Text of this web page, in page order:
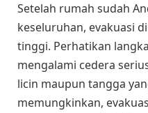
Setelah rumah sudah
keseluruhan, evakuasi
tinggi. Perhatikan
mengalami cedera
licin maupun tangga
memungkinkan,